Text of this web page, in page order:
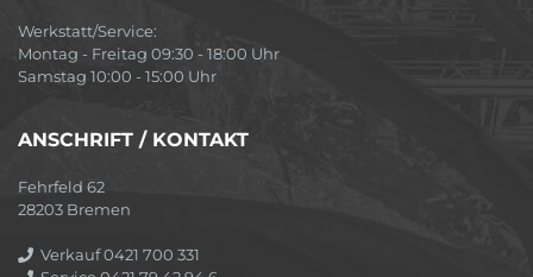
Werkstatt/Service:
Montag - Freitag 09:30 - 18:00 Uhr
Samstag 10:00 - 15:00 Uhr
ANSCHRIFT / KONTAKT
Fehrfeld 62
28203 Bremen
Verkauf 0421 700 331